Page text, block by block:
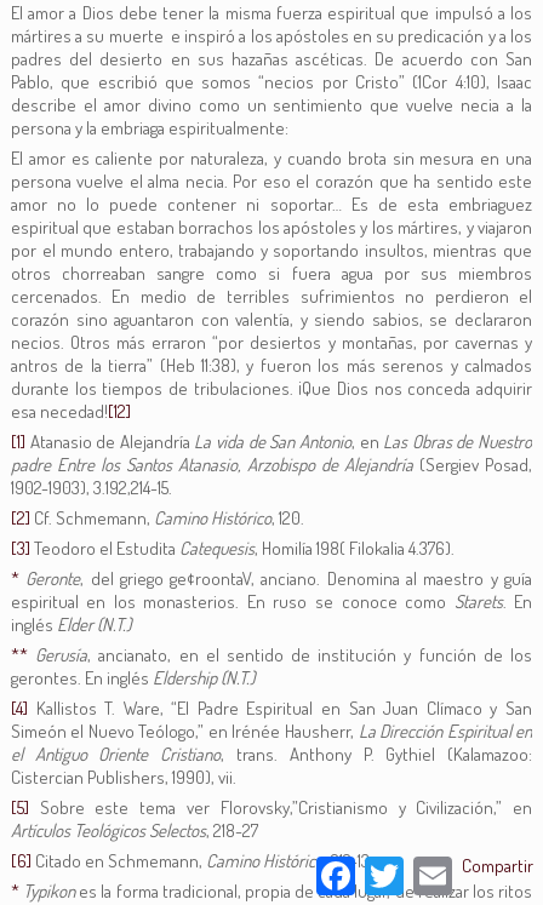
El amor a Dios debe tener la misma fuerza espiritual que impulsó a los
mártires a su muerte e inspiró a los apóstoles en su predicación y a los
padres del desierto en sus hazañas ascéticas. De acuerdo con San
Pablo, que escribió que somos “necios por Cristo” (1Cor 4:10), Isaac
describe el amor divino como un sentimiento que vuelve necia a la
persona y la embriaga espiritualmente:
El amor es caliente por naturaleza, y cuando brota sin mesura en una
persona vuelve el alma necia. Por eso el corazón que ha sentido este
amor no lo puede contener ni soportar… Es de esta embriaguez
espiritual que estaban borrachos los apóstoles y los mártires, y viajaron
por el mundo entero, trabajando y soportando insultos, mientras que
otros chorreaban sangre como si fuera agua por sus miembros
cercenados. En medio de terribles sufrimientos no perdieron el
corazón sino aguantaron con valentía, y siendo sabios, se declararon
necios. Otros más erraron “por desiertos y montañas, por cavernas y
antros de la tierra” (Heb 11:38), y fueron los más serenos y calmados
durante los tiempos de tribulaciones. ¡Que Dios nos conceda adquirir
esa necedad![12]
[1] Atanasio de Alejandría La vida de San Antonio, en Las Obras de Nuestro
padre Entre los Santos Atanasio, Arzobispo de Alejandría (Sergiev Posad,
1902-1903), 3.192,214-15.
[2] Cf. Schmemann, Camino Histórico, 120.
[3] Teodoro el Estudita Catequesis, Homilía 198( Filokalia 4.376).
* Geronte, del griego ge¢roontaV, anciano. Denomina al maestro y guía
espiritual en los monasterios. En ruso se conoce como Starets. En
inglés Elder (N.T.)
** Gerusía, ancianato, en el sentido de institución y función de los
gerontes. En inglés Eldership (N.T.)
[4] Kallistos T. Ware, “El Padre Espiritual en San Juan Clímaco y San
Simeón el Nuevo Teólogo,” en Irénée Hausherr, La Dirección Espiritual en
el Antiguo Oriente Cristiano, trans. Anthony P. Gythiel (Kalamazoo:
Cistercian Publishers, 1990), vii.
[5] Sobre este tema ver Florovsky,”Cristianismo y Civilización,” en
Artículos Teológicos Selectos, 218-27
[6] Citado en Schmemann, Camino Histórico, 212-13.
* Typikones la forma tradicional, propia de cada lugar, de realizar los ritos
FacebookTwitter Email
Compartir